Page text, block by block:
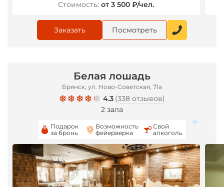
Стоимость: от 3 500 ₽/чел.
Заказать Посмотреть
Белая лошадь
Брянск, ул. Ново-Советская, 71а
4.3 (338 отзывов)
2 зала
Подарок
за бронь
Возможность
фейерверка
Свой
алкоголь